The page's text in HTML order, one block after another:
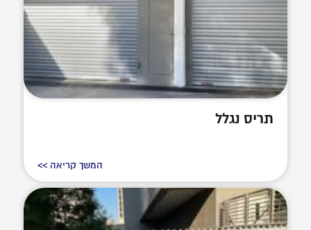
תריס נגלל
המשך קריאה >>